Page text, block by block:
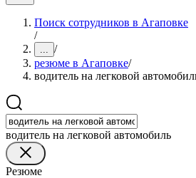
Поиск сотрудников в Агаповке
/
... /
резюме в Агаповке/
водитель на легковой
водитель на легковой автомобиль
Резюме